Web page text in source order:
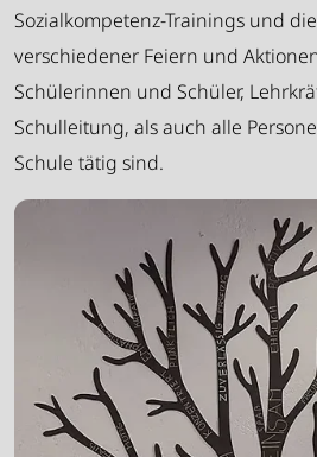
Sozialkompetenz-Trainings und
verschiedener Feiern und
Schülerinnen und Schüler,
Schulleitung, als auch alle
Schule tätig sind.